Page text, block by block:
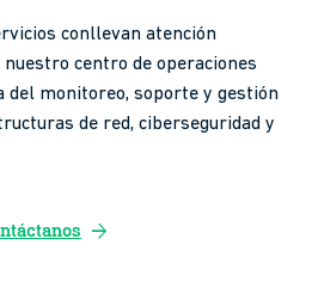
conllevan atención
centro de operaciones
del monitoreo, soporte y gestión
de red, ciberseguridad y
arrow_forward